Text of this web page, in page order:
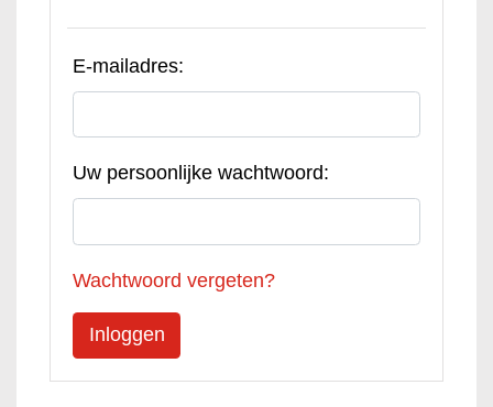
E-mailadres:
Uw persoonlijke wachtwoord:
Wachtwoord vergeten?